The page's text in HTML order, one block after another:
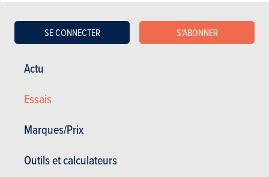
Actu
Essais
Marques/Prix
Outils et calculateurs
SE CONNECTER S'ABONNER
dont ce nouveau Tiguan constitue le point de départ. On aura le temps
d’en reparler…
batailler ferme avec deux autres pionniers du segment: le Nissan
des équipements modernes haut de gamme quitte à voir son tarif
pour son nouveau Tiguan. La confrontation était inévitable. Nous
d’agendas incompatibles, il a finalement confié une procuration à son